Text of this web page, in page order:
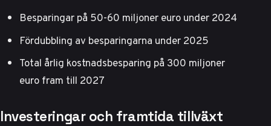
Besparingar på 50-60 miljoner euro under 2024
Fördubbling av besparingarna under 2025
Total årlig kostnadsbesparing på 300 miljoner
euro fram till 2027
Investeringar och framtida tillväxt